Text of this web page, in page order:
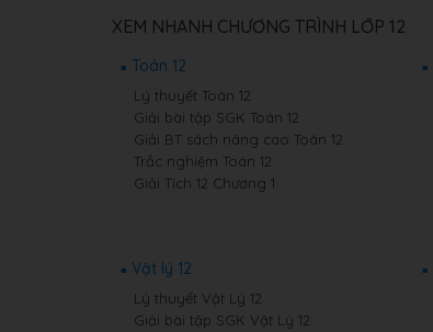
XEM NHANH CHƯƠNG TRÌNH LỚP 12
Toán 12
Lý thuyết Toán 12
Giải bài tập SGK Toán 12
Giải BT sách nâng cao Toán 12
Trắc nghiệm Toán 12
Giải Tích 12 Chương 1
Vật lý 12
Lý thuyết Vật Lý 12
Giải bài tập SGK Vật Lý 12